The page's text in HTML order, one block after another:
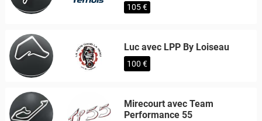
105 €
Luc avec LPP By Loiseau
100 €
Mirecourt avec Team
Performance 55